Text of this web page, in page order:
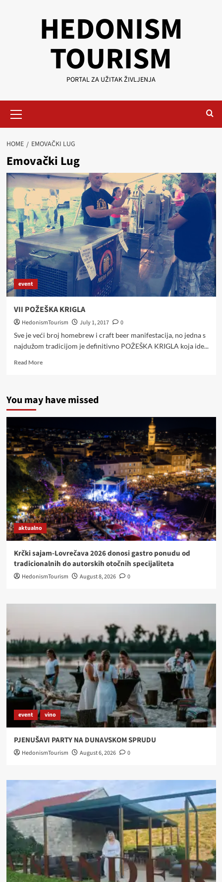
HEDONISM
TOURISM
PORTAL ZA UŽITAK ŽIVLJENJA
Menu
HOME EMOVAČKI LUG
Emovački Lug
event
VII POŽEŠKA KRIGLA
HedonismTourism July 1, 2017
0
Sve je veći broj homebrew i craft beer manifestacija, no jedna s
najdužom tradicijom je definitivno POŽEŠKA KRIGLA koja ide...
Read MoreRead
POŽEŠKA
You may have missed
aktualno
Krčki sajam-Lovrečava 2026 donosi gastro ponudu od
tradicionalnih do autorskih otočnih specijaliteta
HedonismTourism August 8, 2026 0
event vino
PJENUŠAVI PARTY NA DUNAVSKOM SPRUDU
HedonismTourism August 6, 2026 0